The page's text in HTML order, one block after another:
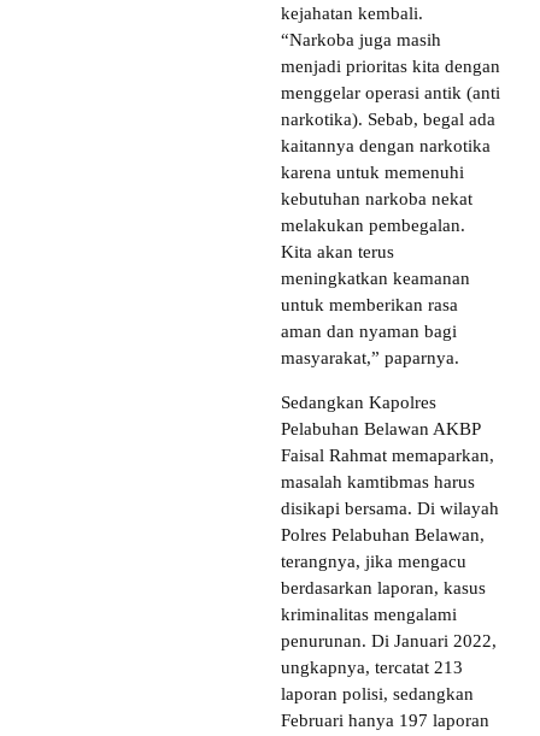
kejahatan kembali.
“Narkoba juga masih
menjadi prioritas kita dengan
menggelar operasi antik (anti
narkotika). Sebab, begal ada
kaitannya dengan narkotika
karena untuk memenuhi
kebutuhan narkoba nekat
melakukan pembegalan.
Kita akan terus
meningkatkan keamanan
untuk memberikan rasa
aman dan nyaman bagi
masyarakat,” paparnya.
Sedangkan Kapolres
Pelabuhan Belawan AKBP
Faisal Rahmat memaparkan,
masalah kamtibmas harus
disikapi bersama. Di wilayah
Polres Pelabuhan Belawan,
terangnya, jika mengacu
berdasarkan laporan, kasus
kriminalitas mengalami
penurunan. Di Januari 2022,
ungkapnya, tercatat 213
laporan polisi, sedangkan
Februari hanya 197 laporan